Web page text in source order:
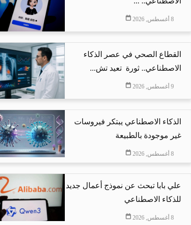
8 أغسطس, 2026
القطاع الصحي في عصر الذكاء
الاصطناعي.. ثورة تعيد تش...
9 أغسطس, 2026
الذكاء الاصطناعي يبتكر فيروسات
غير موجودة بالطبيعة
8 أغسطس, 2026
علي بابا تبحث عن نموذج أعمال جديد
للذكاء الاصطناعي
8 أغسطس, 2026